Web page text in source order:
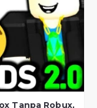
Tanpa Robux,